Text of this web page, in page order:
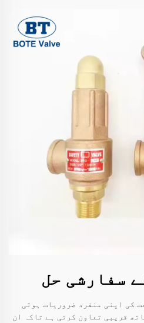
سفارشی حل
کی اپنی منفرد ضروریات ہوتی
قریبی تعاون کرتی ہے تاکہ ان